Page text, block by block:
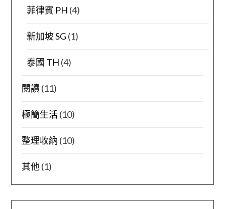
菲律賓 PH (4)
新加坡 SG (1)
泰國 TH (4)
閱讀 (11)
極簡生活(10)
整理收納 (10)
其他(1)